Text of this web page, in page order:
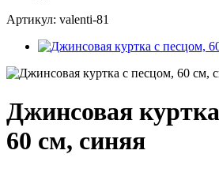
Артикул: valenti-81
Джинсовая
60 см, синяя